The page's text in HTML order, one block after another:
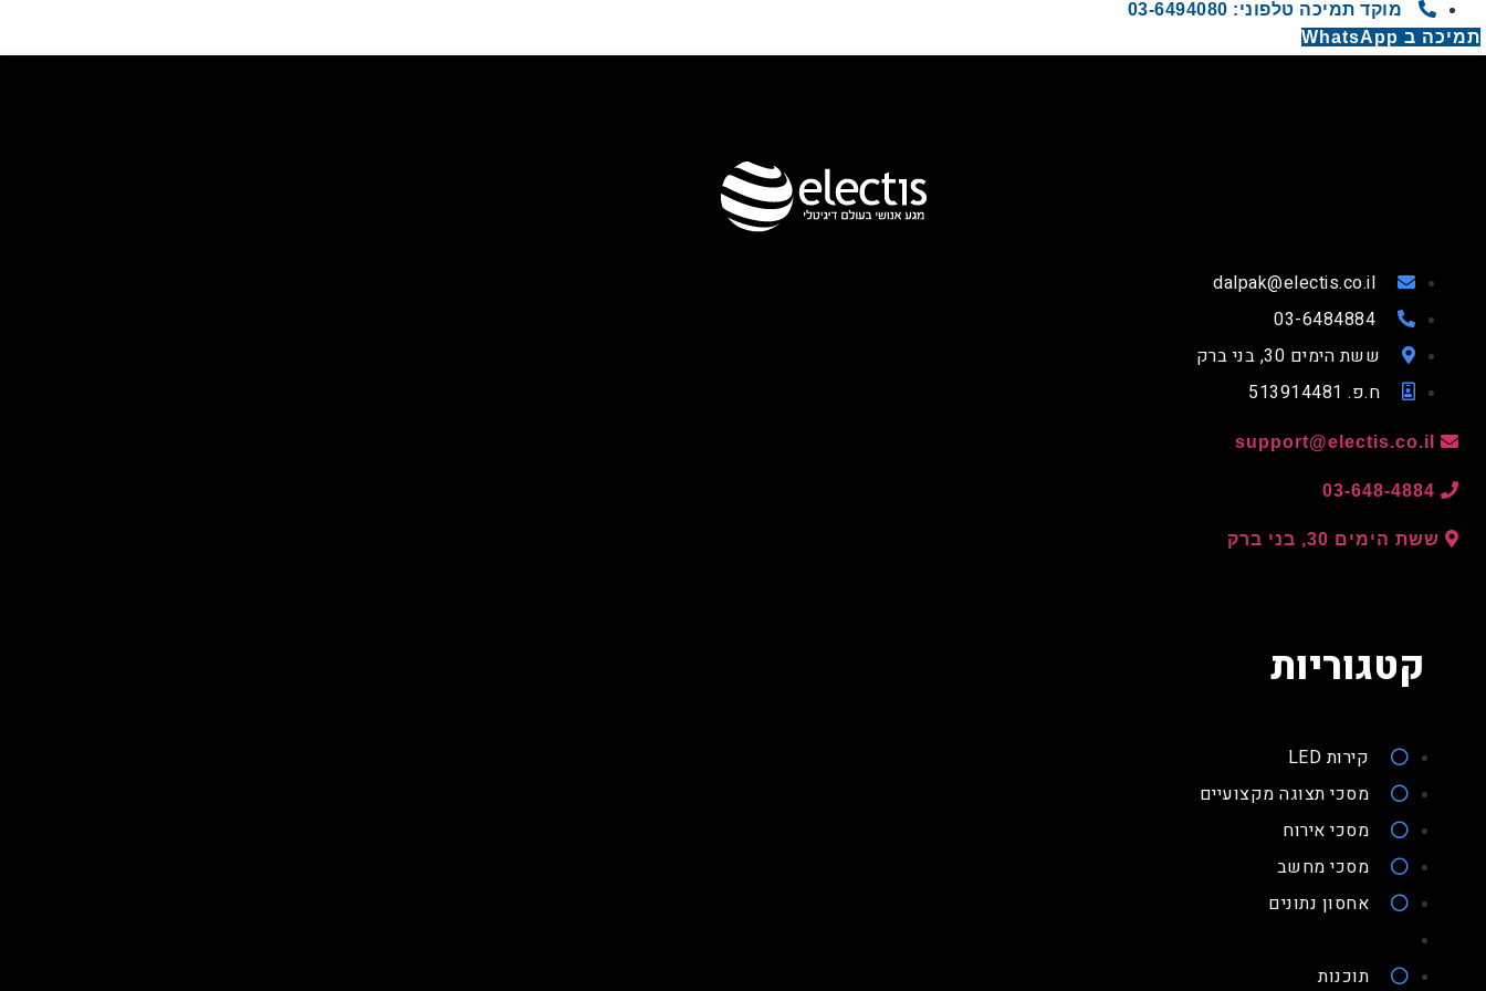
מוקד תמיכה טלפוני: 03-6494080
תמיכה ב WhatsApp
dalpak@electis.co.il
03-6484884
ששת הימים 30, בני ברק
ח.פ. 513914481
support@electis.co.il
03-648-4884
ששת הימים 30, בני ברק
קטגוריות
קירות LED
מסכי תצוגה מקצועיים
מסכי אירוח
מסכי מחשב
אחסון נתונים
תוכנות